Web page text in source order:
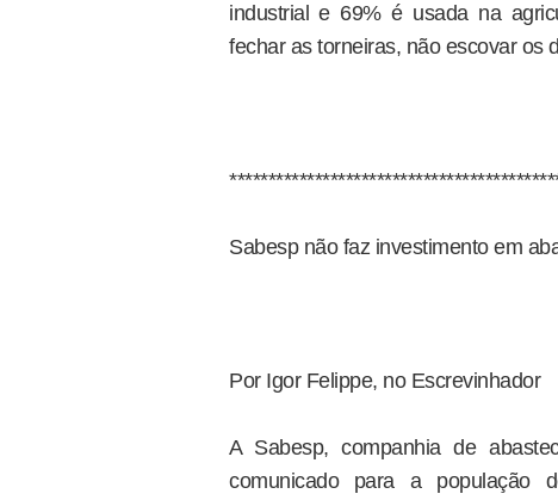
industrial e 69% é usada na
fechar as torneiras, não escovar os
Sabesp não faz investimento em
Por Igor Felippe, no Escrevinhador
A Sabesp, companhia de
comunicado para a população